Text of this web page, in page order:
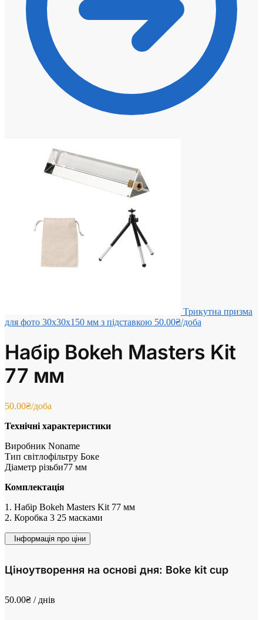
Трикутна призма
для фото 30x30x150 мм з підставкою 50.00₴/доба
Набір Bokeh Masters Kit
77 мм
50.00₴/доба
Технічні характеристики
Виробник Noname
Тип світлофільтру Боке
Діаметр різьби77 мм
Комплектація
1. Набір Bokeh Masters Kit 77 мм
2. Коробка 3 25 масками
Інформація про ціни
Ціноутворення на основі дня: Boke kit cup
50.00₴ / днів